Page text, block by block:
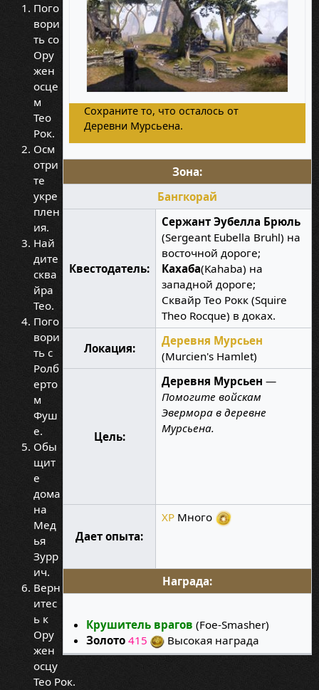
Сохраните то, что осталось от
Деревни Мурсьена.
Зона:
Бангкорай
Квестодатель:
Сержант Эубелла Брюль
(Sergeant Eubella Bruhl) на
восточной дороге;
Кахаба(Kahaba) на
западной дороге;
Сквайр Тео Рокк (Squire
Theo Rocque) в доках.
Локация:
Деревня Мурсьен
(Murcien's Hamlet)
Цель:
Деревня Мурсьен —
Помогите войскам
Эвермора в деревне
Мурсьена.
Дает опыта:
XPМного
Награда:
Крушитель врагов (Foe-Smasher)
Золото 415 Высокая награда
Пого
вори
ть со
Ору
жен
осце
м
Тео
Рок.
Осм
отри
те
укре
плен
ия.
Най
дите
сква
йра
Тео.
Пого
вори
ть с
Ролб
ерто
м
Фуш
е.
Обы
щит
е
дома
на
Мед
ья
Зурр
ич.
Верн
итес
ь к
Ору
жен
осцу
Тео Рок.